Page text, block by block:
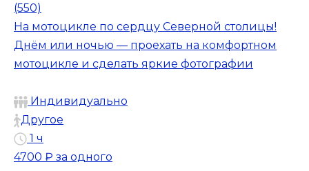
(550)
На мотоцикле по сердцу Северной столицы!
Днём или ночью — проехать на комфортном
мотоцикле и сделать яркие фотографии
Индивидуально
Другое
1 ч
4700 ₽ за одного